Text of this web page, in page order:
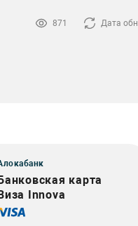
871 Дата
карта
Innova